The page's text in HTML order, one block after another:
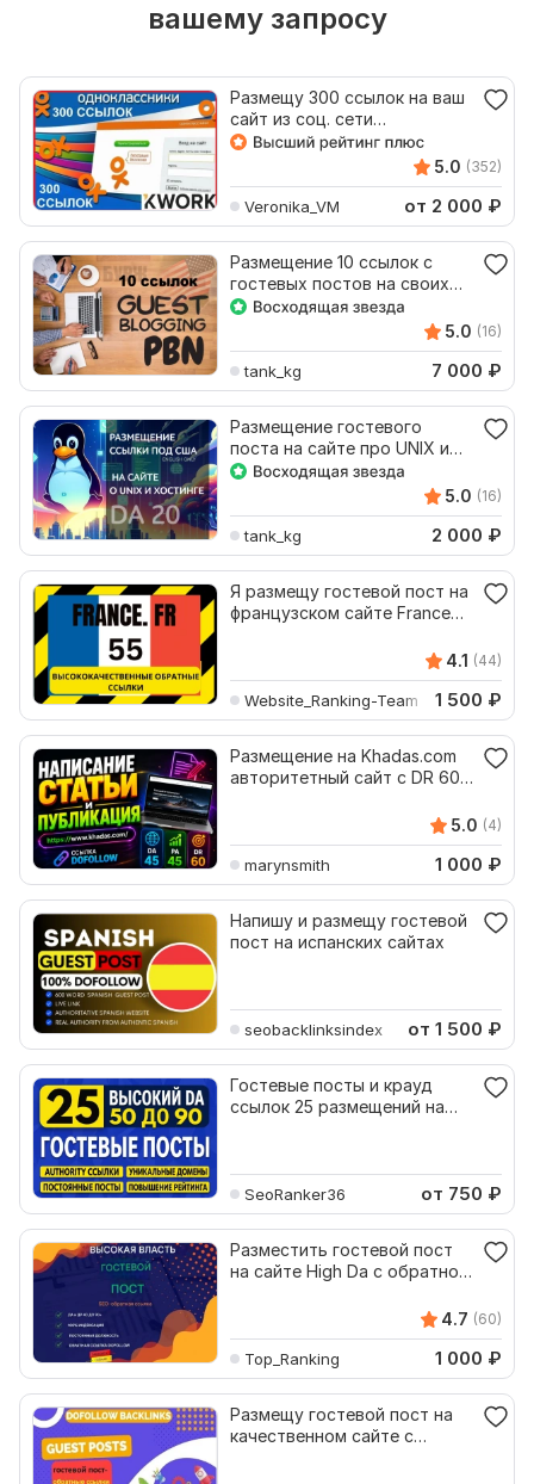
вашему запросу
Размещу 300 ссылок на ваш
сайт из соц. сети
Одноклассники с постами
5.0 (352)
Veronika_VM от 2 000 ₽
Размещение 10 ссылок с
гостевых постов на своих
бурж сайтах PBN
5.0 (16)
tank_kg 7 000 ₽
Размещение гостевого
поста на сайте про UNIX и
хостинги
5.0 (16)
tank_kg 2 000 ₽
Я размещу гостевой пост на
французском сайте France
4.1 (44)
Website_Ranking-Team 1 500 ₽
Размещение на Khadas.com
авторитетный сайт с DR 60 -
5.0 (4)
marynsmith 1 000 ₽
Напишу и размещу гостевой
пост на испанских сайтах
seobacklinksindex от 1 500 ₽
Гостевые посты и крауд
ссылок 25 размещений на
SeoRanker36 от 750 ₽
Разместить гостевой пост
на сайте High Da с обратной
4.7 (60)
Top_Ranking 1 000 ₽
Размещу гостевой пост на
качественном сайте с